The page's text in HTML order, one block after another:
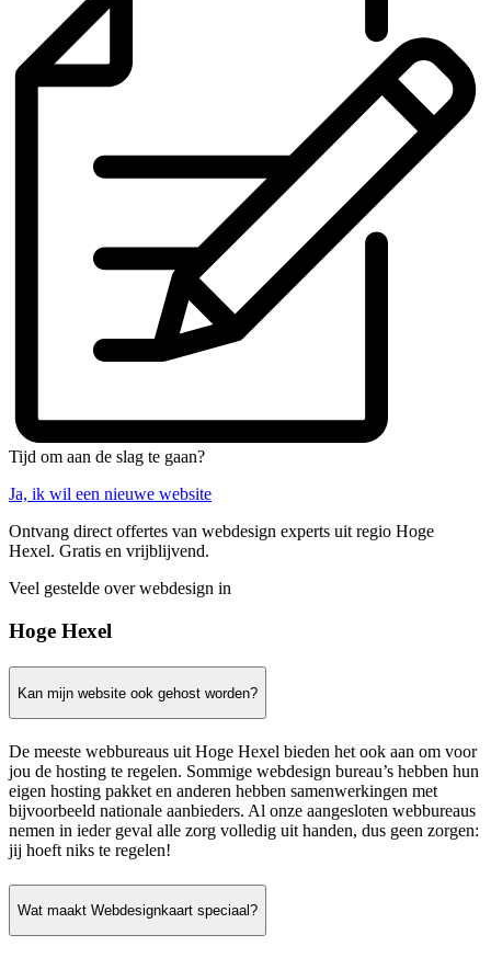
Tijd om aan de slag te gaan?
Ja, ik wil een nieuwe website
Ontvang direct offertes van webdesign experts uit regio Hoge
Hexel. Gratis en vrijblijvend.
Veel gestelde over webdesign in
Hoge Hexel
Kan mijn website ook gehost worden?
De meeste webbureaus uit Hoge Hexel bieden het ook aan om voor
jou de hosting te regelen. Sommige webdesign bureau’s hebben hun
eigen hosting pakket en anderen hebben samenwerkingen met
bijvoorbeeld nationale aanbieders. Al onze aangesloten webbureaus
nemen in ieder geval alle zorg volledig uit handen, dus geen zorgen:
jij hoeft niks te regelen!
Wat maakt Webdesignkaart speciaal?